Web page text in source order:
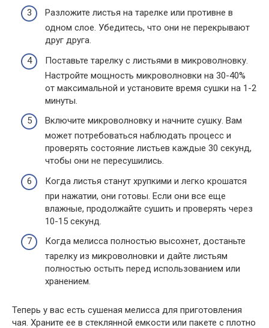
Разложите листья на тарелке или противне в
одном слое. Убедитесь, что они не перекрывают
друг друга.
Поставьте тарелку с листьями в микроволновку.
Настройте мощность микроволновки на 30-40%
от максимальной и установите время сушки на 1-2
минуты.
Включите микроволновку и начните сушку. Вам
может потребоваться наблюдать процесс и
проверять состояние листьев каждые 30 секунд,
чтобы они не пересушились.
Когда листья станут хрупкими и легко крошатся
при нажатии, они готовы. Если они все еще
влажные, продолжайте сушить и проверять через
10-15 секунд.
Когда мелисса полностью высохнет, достаньте
тарелку из микроволновки и дайте листьям
полностью остыть перед использованием или
хранением.
Теперь у вас есть сушеная мелисса для приготовления
чая. Храните ее в стеклянной емкости или пакете с плотно